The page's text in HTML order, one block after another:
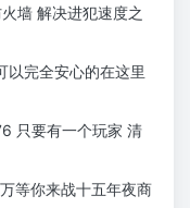
墙 解决进犯速度之
以完全安心的在这里
只要有一个玩家 清
等你来战十五年夜商